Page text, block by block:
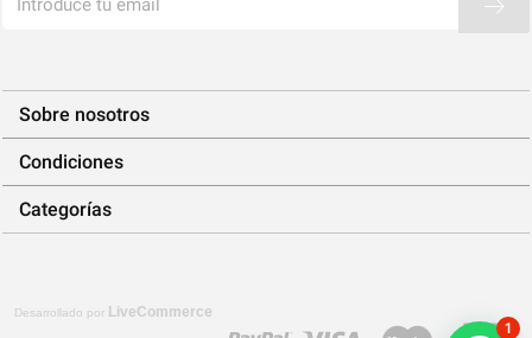
Sobre nosotros
Condiciones
Categorías
Desarrollado por LiveCommerce
1